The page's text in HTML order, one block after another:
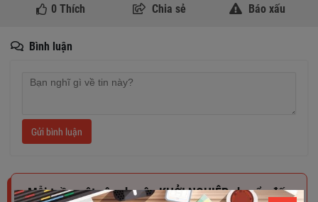
0Thích Chia sẻ Báo xấu
Bình luận
Gửi bình luận
Mỗi tuần một câu chuyện KHỞI NGHIỆP chuyển đến